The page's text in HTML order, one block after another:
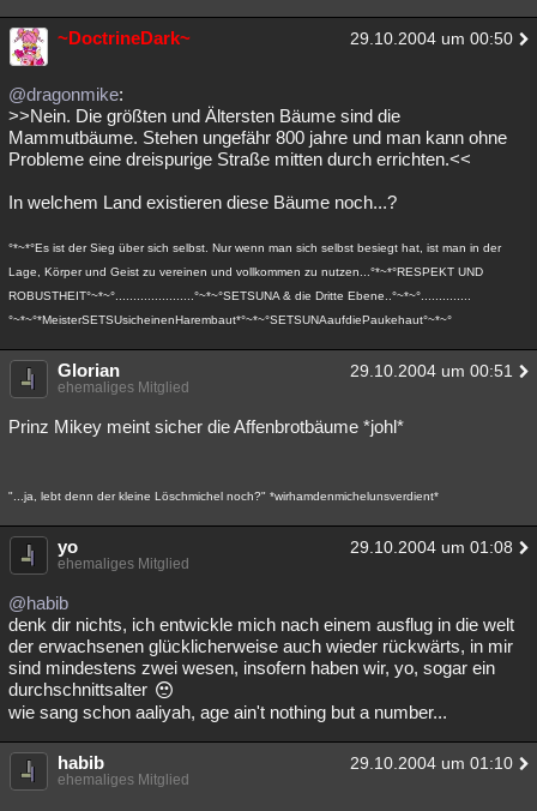
~DoctrineDark~ 29.10.2004 um 00:50
@dragonmike:
>>Nein. Die größten und Ältersten Bäume sind die
Mammutbäume. Stehen ungefähr 800 jahre und man kann ohne
Probleme eine dreispurige Straße mitten durch errichten.<<
In welchem Land existieren diese Bäume noch...?
°*~*°Es ist der Sieg über sich selbst. Nur wenn man sich selbst besiegt hat, ist man in der
Lage, Körper und Geist zu vereinen und vollkommen zu nutzen...°*~*°RESPEKT UND
ROBUSTHEIT°~*~°......................°~*~°SETSUNA & die Dritte Ebene..°~*~°..............
°~*~°*MeisterSETSUsicheinenHarembaut*°~*~°SETSUNAaufdiePaukehaut°~*~°
Glorian 29.10.2004 um 00:51
ehemaliges Mitglied
Prinz Mikey meint sicher die Affenbrotbäume *johl*
"...ja, lebt denn der kleine Löschmichel noch?" *wirhamdenmichelunsverdient*
yo 29.10.2004 um 01:08
ehemaliges Mitglied
@habib
denk dir nichts, ich entwickle mich nach einem ausflug in die welt
der erwachsenen glücklicherweise auch wieder rückwärts, in mir
sind mindestens zwei wesen, insofern haben wir, yo, sogar ein
durchschnittsalter
wie sang schon aaliyah, age ain't nothing but a number...
habib 29.10.2004 um 01:10
ehemaliges Mitglied